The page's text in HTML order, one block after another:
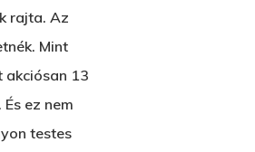
rajta. Az
Mint
akciósan 13
ez nem
testes